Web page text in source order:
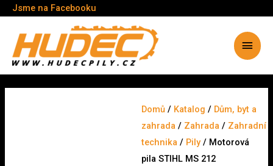
Jsme na Facebooku
Domů / Katalog / Dům, byt a
zahrada / Zahrada / Zahradní
technika / Pily/ Motorová
pila STIHL MS 212